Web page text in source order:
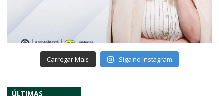
Carregar Mais Siga no Instagram
ÚLTIMAS